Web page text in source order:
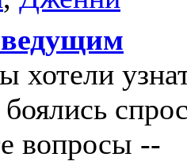
хотели
вопросы --